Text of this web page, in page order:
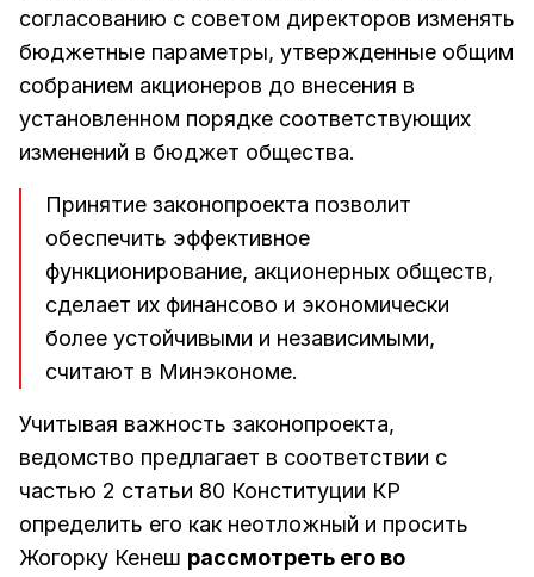
согласованию с советом директоров изменять
бюджетные параметры, утвержденные общим
собранием акционеров до внесения в
установленном порядке соответствующих
изменений в бюджет общества.
Принятие законопроекта позволит
обеспечить эффективное
функционирование, акционерных обществ,
сделает их финансово и экономически
более устойчивыми и независимыми,
считают в Минэкономе.
Учитывая важность законопроекта,
ведомство предлагает в соответствии с
частью 2 статьи 80 Конституции КР
определить его как неотложный и просить
Жогорку Кенеш рассмотреть его во